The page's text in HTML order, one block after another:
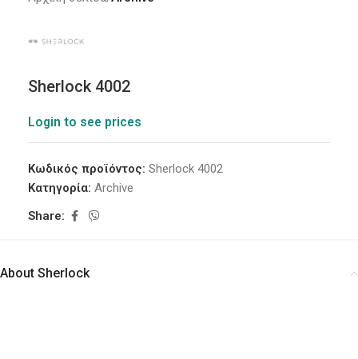
Sherlock 4002
Login to see prices
Κωδικός προϊόντος: Sherlock 4002
Κατηγορία: Archive
Share:
About Sherlock